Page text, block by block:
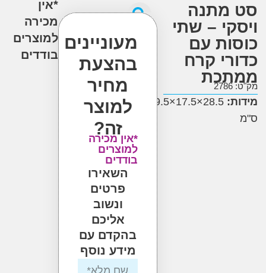
מתנה
– שתי
עם
קרח
:
28.5×17.5×9.5
מעוניינים
בהצעת
מחיר
למוצר
*אין מכירה
למוצרים
בודדים
השאירו
פרטים
אליכם
בהקדם עם
מידע נוסף
מכירה
למוצרים
בודדים